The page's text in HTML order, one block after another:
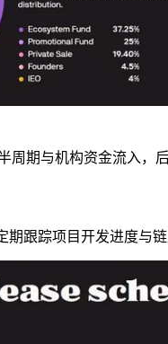
期与机构资金流入
跟踪项目开发进度与